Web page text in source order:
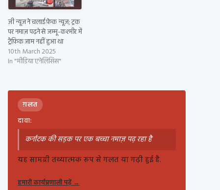
ज़ी न्यूज़ ने चलाई फ़ेक न्यूज़; ट्रक
पर नमाज़ पढ़ने से जम्मू-कश्मीर में
ट्रैफ़िक जाम नहीं हुआ था
10th March 2025
In "मीडिया एनेलिसिस"
ग़लत
दावा:
कर्नाटक की सड़क पर एक बच्चा नमाज़ पढ़ रहा है
यह सामग्री तथ्यात्मक रूप से गलत या गढ़ी हुई है.
हमारी कार्यप्रणाली पढ़ें→